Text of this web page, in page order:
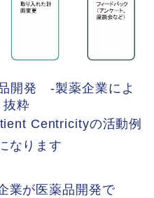
開発 -製薬企業によ
粋
Centricityの活動例
なります
業が医薬品開発で